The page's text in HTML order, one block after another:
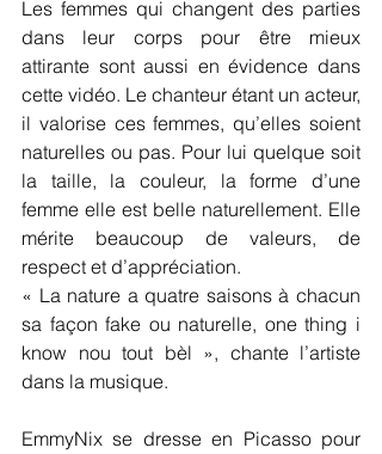
Les femmes qui changent des parties
dans leur corps pour être mieux
attirante sont aussi en évidence dans
cette vidéo. Le chanteur étant un acteur,
il valorise ces femmes, qu’elles soient
naturelles ou pas. Pour lui quelque soit
la taille, la couleur, la forme d’une
femme elle est belle naturellement. Elle
mérite beaucoup de valeurs, de
respect et d’appréciation.
« La nature a quatre saisons à chacun
sa façon fake ou naturelle, one thing i
know nou tout bèl », chante l’artiste
dans la musique.
EmmyNix se dresse en Picasso pour